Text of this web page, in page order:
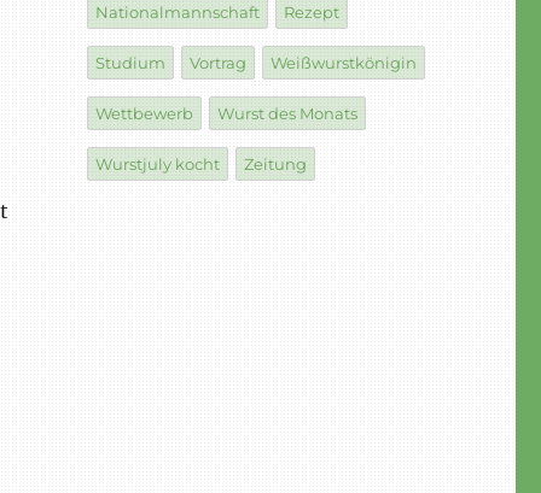
Nationalmannschaft Rezept
Studium Vortrag Weißwurstkönigin
Wettbewerb Wurst des Monats
Wurstjuly kocht Zeitung